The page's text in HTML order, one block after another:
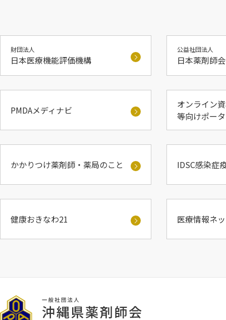
財団法人
日本医療機能評価機構
公益社団法人
日本薬剤師会
PMDAメディナビ
オンライン
等向けポー
かかりつけ薬剤師・薬局のこと IDSC感染症
健康おきなわ21 医療情報ネ